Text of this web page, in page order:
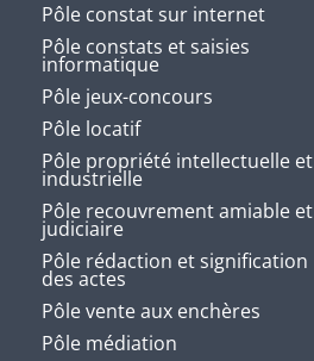
Pôle constat sur internet
Pôle constats et saisies
informatique
Pôle jeux-concours
Pôle locatif
Pôle propriété intellectuelle et
industrielle
Pôle recouvrement amiable et
judiciaire
Pôle rédaction et signification
des actes
Pôle vente aux enchères
Pôle médiation